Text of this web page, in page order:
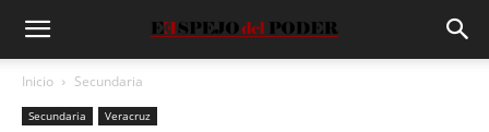
Inicio Secundaria
Secundaria Veracruz